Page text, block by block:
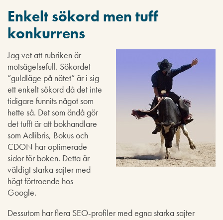
Enkelt sökord men tuff
konkurrens
Jag vet att rubriken är
motsägelsefull. Sökordet
”guldläge på nätet” är i sig
ett enkelt sökord då det inte
tidigare funnits något som
hette så. Det som ändå gör
det tufft är att bokhandlare
som Adlibris, Bokus och
CDON har optimerade
sidor för boken. Detta är
väldigt starka sajter med
högt förtroende hos
Google.
Dessutom har flera SEO-profiler med egna starka sajter